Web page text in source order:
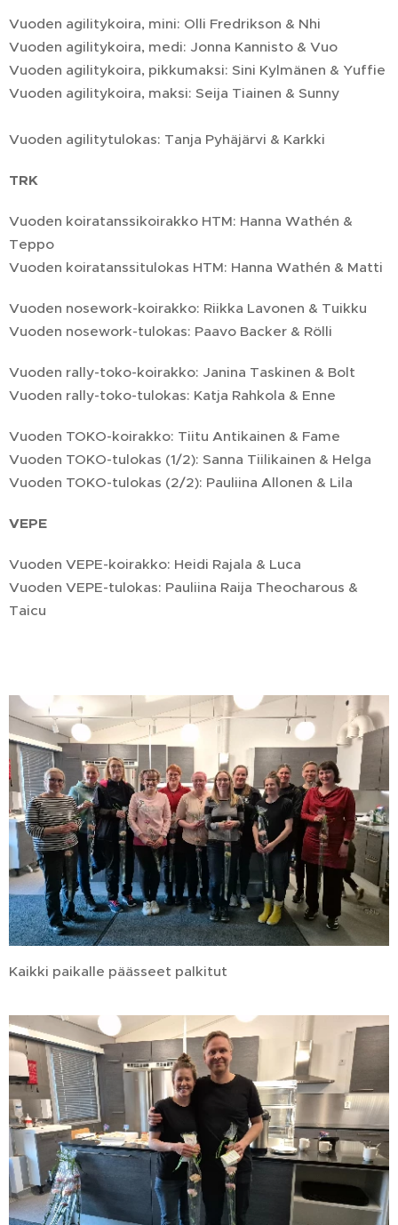
Vuoden agilitykoira, mini: Olli Fredrikson & Nhi
Vuoden agilitykoira, medi: Jonna Kannisto & Vuo
Vuoden agilitykoira, pikkumaksi: Sini Kylmänen & Yuffie
Vuoden agilitykoira, maksi: Seija Tiainen & Sunny
Vuoden agilitytulokas: Tanja Pyhäjärvi & Karkki
TRK
Vuoden koiratanssikoirakko HTM: Hanna Wathén &
Teppo
Vuoden koiratanssitulokas HTM: Hanna Wathén & Matti
Vuoden nosework-koirakko: Riikka Lavonen & Tuikku
Vuoden nosework-tulokas: Paavo Backer & Rölli
Vuoden rally-toko-koirakko: Janina Taskinen & Bolt
Vuoden rally-toko-tulokas: Katja Rahkola & Enne
Vuoden TOKO-koirakko: Tiitu Antikainen & Fame
Vuoden TOKO-tulokas (1/2): Sanna Tiilikainen & Helga
Vuoden TOKO-tulokas (2/2): Pauliina Allonen & Lila
VEPE
Vuoden VEPE-koirakko: Heidi Rajala & Luca
Vuoden VEPE-tulokas: Pauliina Raija Theocharous &
Taicu
Kaikki paikalle päässeet palkitut